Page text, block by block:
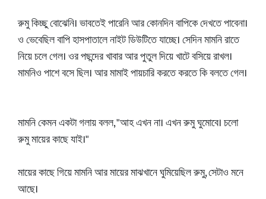
রুমু কিচ্ছু বোঝেনি। ভাবতেই পারেনি আর কোনদিন বাপিকে দেখতে পাবেনা।
ও ভেবেছিল বাপি হাসপাতালে নাইট ডিউটিতে যাচ্ছে। সেদিন মামনি রাতে
নিয়ে চলে গেল। ওর পছন্দের খাবার আর পুতুল দিয়ে খাটে বসিয়ে রাখল।
মামনিও পাশে বসে ছিল। আর মামাই পায়চারি করতে করতে কি বলতে গেল।
মামনি কেমন একটা গলায় বলল, "আহ এখন না। এখন রুমু ঘুমোবে। চলো
রুমু মায়ের কাছে যাই।"
মায়ের কাছে গিয়ে মামনি আর মায়ের মাঝখানে ঘুমিয়েছিল রুমু, সেটাও মনে
আছে।